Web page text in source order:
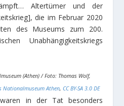
Altertümer und der
die im Februar 2020
des Museums zum 200.
Unabhängigkeitskriegs
(Athen) / Foto: Thomas Wolf,
Nationalmuseum Athen, CC BY-SA 3.0 DE
in der Tat besonders